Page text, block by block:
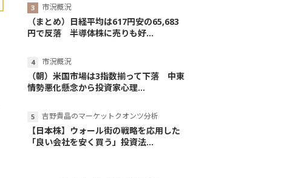
市況概況
（まとめ）日経平均は617円安の65,683
円で反落 半導体株に売りも好...
市況概況
（朝）米国市場は3指数揃って下落 中東
情勢悪化懸念から投資家心理...
吉野貴晶のマーケットクオンツ分析
【日本株】ウォール街の戦略を応用した
「良い会社を安く買う」投資法...